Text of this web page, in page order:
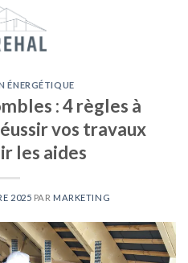
ÉNERGÉTIQUE
: 4 règles à
vos travaux
les aides
2025 PAR MARKETING